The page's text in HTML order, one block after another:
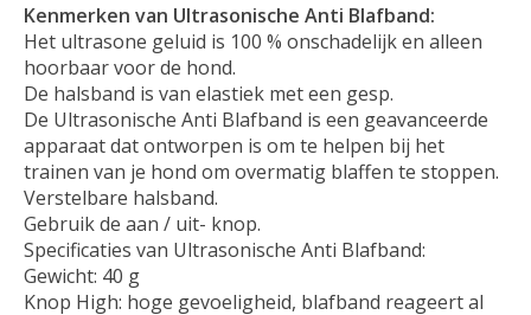
Kenmerken van Ultrasonische Anti Blafband:
Het ultrasone geluid is 100 % onschadelijk en alleen
hoorbaar voor de hond.
De halsband is van elastiek met een gesp.
De Ultrasonische Anti Blafband is een geavanceerde
apparaat dat ontworpen is om te helpen bij het
trainen van je hond om overmatig blaffen te stoppen.
Verstelbare halsband.
Gebruik de aan / uit- knop.
Specificaties van Ultrasonische Anti Blafband:
Gewicht: 40 g
Knop High: hoge gevoeligheid, blafband reageert al